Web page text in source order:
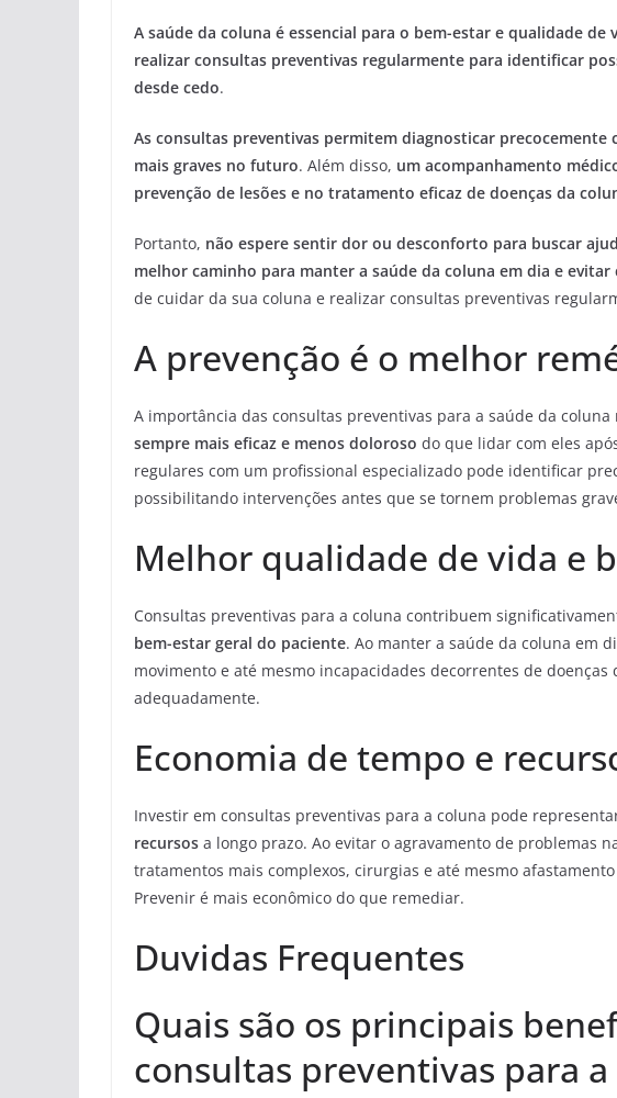
A saúde da coluna é essencial para o bem-estar e qualidade de
realizar consultas preventivas regularmente para identificar
desde cedo.
As consultas preventivas permitem diagnosticar precocemente
mais graves no futuro. Além disso, um acompanhamento
prevenção de lesões e no tratamento eficaz de doenças da
Portanto, não espere sentir dor ou desconforto para buscar
melhor caminho para manter a saúde da coluna em dia e
de cuidar da sua coluna e realizar consultas preventivas
A prevenção é o melhor
A importância das consultas preventivas para a saúde da
sempre mais eficaz e menos doloroso do que lidar com eles
regulares com um profissional especializado pode identificar
possibilitando intervenções antes que se tornem problemas
Melhor qualidade de vida e
Consultas preventivas para a coluna contribuem
bem-estar geral do paciente. Ao manter a saúde da coluna em
movimento e até mesmo incapacidades decorrentes de
adequadamente.
Economia de tempo e
Investir em consultas preventivas para a coluna pode
recursos a longo prazo. Ao evitar o agravamento de problemas
tratamentos mais complexos, cirurgias e até mesmo
Prevenir é mais econômico do que remediar.
Duvidas Frequentes
Quais são os principais
consultas preventivas para